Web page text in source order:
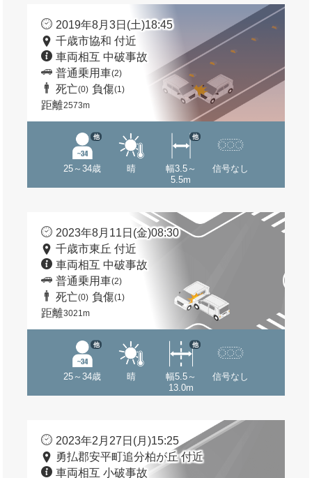
2019年8月3日(土)18:45
千歳市協和 付近
車両相互 中破事故
普通乗用車(2)
死亡(0) 負傷(1)
距離2573m
25～34歳
他
晴
幅3.5～
5.5m
他
信号なし
2023年8月11日(金)08:30
千歳市東丘 付近
車両相互 中破事故
普通乗用車(2)
死亡(0) 負傷(1)
距離3021m
25～34歳
他
晴
幅5.5～
13.0m
他
信号なし
2023年2月27日(月)15:25
勇払郡安平町追分柏が丘 付近
車両相互 小破事故